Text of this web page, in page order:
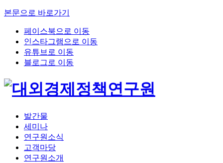
본문으로 바로가기
페이스북으로 이동
인스타그램으로 이동
유튜브로 이동
블로그로 이동
발간물
세미나
연구원소식
고객마당
연구원소개